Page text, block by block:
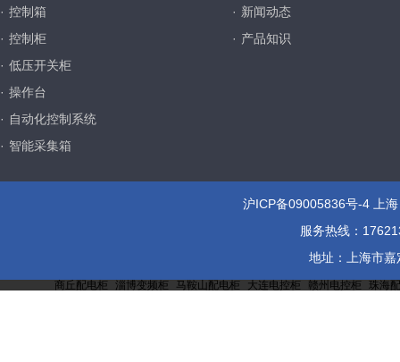
· 控制箱
· 控制柜
· 低压开关柜
· 操作台
· 自动化控制系统
· 智能采集箱
· 新闻动态
· 产品知识
沪ICP备09005836号-4 上
服务热线：
地址：上海市
商丘配电柜 淄博变频柜 马鞍山配电柜 大连电控柜 赣州电控柜 珠海